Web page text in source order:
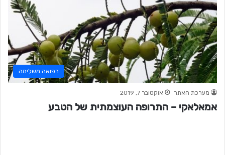
רפואה משלימה
מערכת האתר אוקטובר 7, 2019
אמאלאקי – התרופה העוצמתית של הטבע